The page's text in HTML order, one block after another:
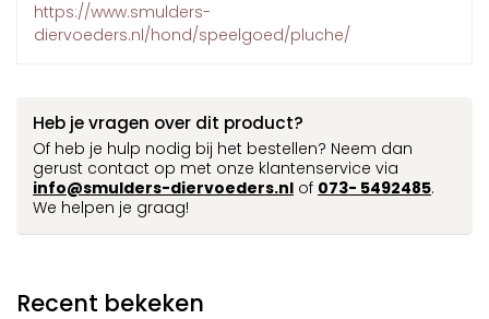
https://www.smulders-
diervoeders.nl/hond/speelgoed/pluche/
Heb je vragen over dit product?
Of heb je hulp nodig bij het bestellen? Neem dan
gerust contact op met onze klantenservice via
info@smulders-diervoeders.nl of 073- 5492485.
We helpen je graag!
Recent bekeken